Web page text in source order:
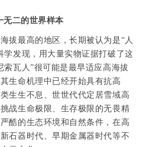
无二的世界样本
最高的地区，长期被认为是“人
学发现，用大量实物证据打破了这
索瓦人”很可能是最早适应高海拔
生命机理中已经开始具有抗高
生生不息、世世代代定居雪域高
战生命极限、生存极限的无畏精
酷的生态环境和自然条件，在高
石器时代、早期金属器时代等不